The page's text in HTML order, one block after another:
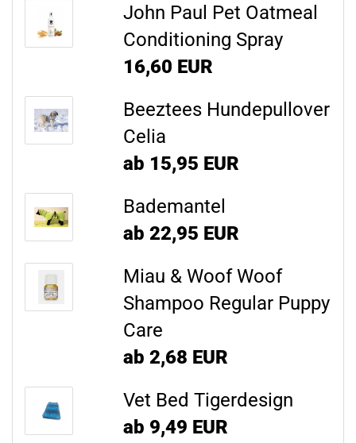
John Paul Pet Oatmeal
Conditioning Spray
16,60 EUR
Beeztees Hundepullover
Celia
ab 15,95 EUR
Bademantel
ab 22,95 EUR
Miau & Woof Woof
Shampoo Regular Puppy
Care
ab 2,68 EUR
Vet Bed Tigerdesign
ab 9,49 EUR